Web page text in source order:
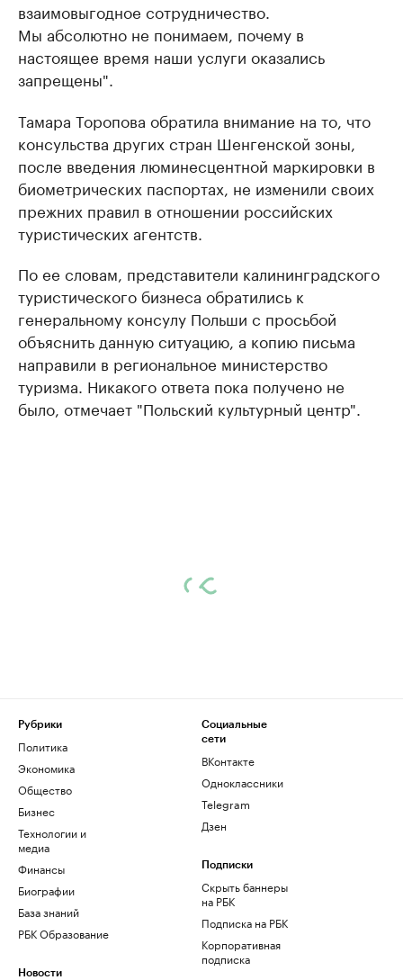
взаимовыгодное сотрудничество.
Мы абсолютно не понимаем, почему в
настоящее время наши услуги оказались
запрещены".
Тамара Торопова обратила внимание на то, что
консульства других стран Шенгенской зоны,
после введения люминесцентной маркировки в
биометрических паспортах, не изменили своих
прежних правил в отношении российских
туристических агентств.
По ее словам, представители калининградского
туристического бизнеса обратились к
генеральному консулу Польши с просьбой
объяснить данную ситуацию, а копию письма
направили в региональное министерство
туризма. Никакого ответа пока получено не
было, отмечает "Польский культурный центр".
Рубрики
Политика
Экономика
Общество
Бизнес
Технологии и
медиа
Финансы
Биографии
База знаний
РБК Образование
Новости
Социальные
сети
ВКонтакте
Одноклассники
Telegram
Дзен
Подписки
Скрыть баннеры
на РБК
Подписка на РБК
Корпоративная
подписка